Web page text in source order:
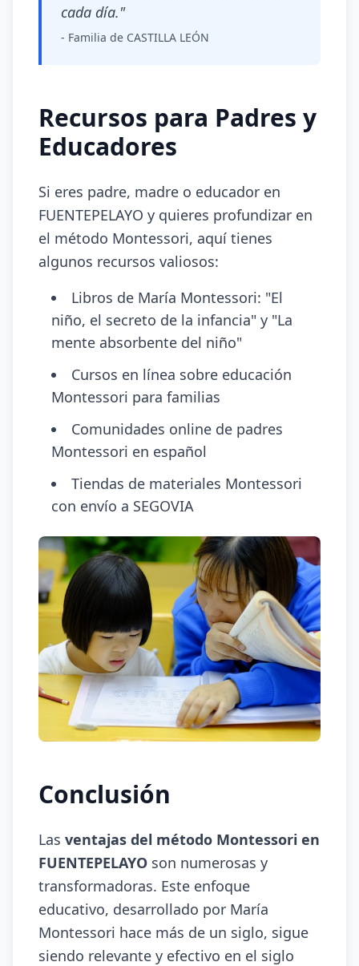
cada día."
- Familia de CASTILLA LEÓN
Recursos para Padres y
Educadores
Si eres padre, madre o educador en
FUENTEPELAYO y quieres profundizar en
el método Montessori, aquí tienes
algunos recursos valiosos:
Libros de María Montessori: "El
niño, el secreto de la infancia" y "La
mente absorbente del niño"
Cursos en línea sobre educación
Montessori para familias
Comunidades online de padres
Montessori en español
Tiendas de materiales Montessori
con envío a SEGOVIA
Conclusión
Las ventajas del método Montessori en
FUENTEPELAYO son numerosas y
transformadoras. Este enfoque
educativo, desarrollado por María
Montessori hace más de un siglo, sigue
siendo relevante y efectivo en el siglo